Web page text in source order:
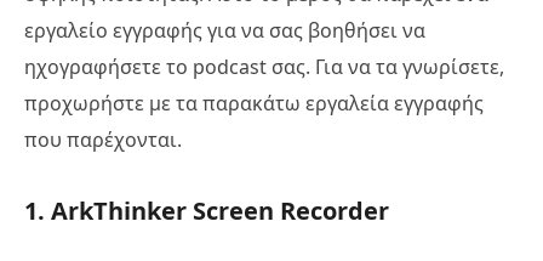
εργαλείο εγγραφής για να σας βοηθήσει να
ηχογραφήσετε το podcast σας. Για να τα γνωρίσετε,
προχωρήστε με τα παρακάτω εργαλεία εγγραφής
που παρέχονται.
1. ArkThinker Screen Recorder